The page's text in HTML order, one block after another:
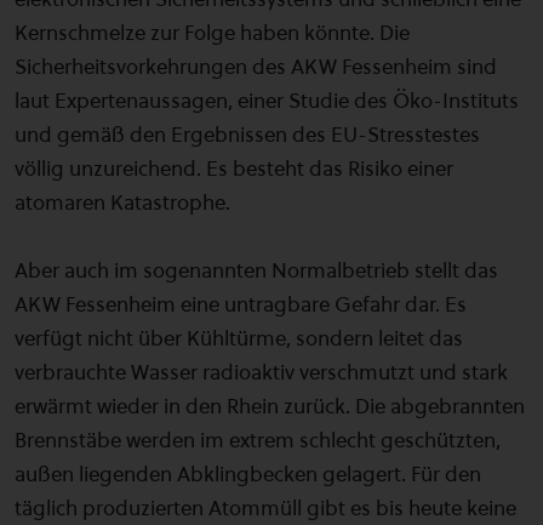
Kernschmelze zur Folge haben könnte. Die
Sicherheitsvorkehrungen des AKW Fessenheim sind
laut Expertenaussagen, einer Studie des Öko-Instituts
und gemäß den Ergebnissen des EU-Stresstestes
völlig unzureichend. Es besteht das Risiko einer
atomaren Katastrophe.
Aber auch im sogenannten Normalbetrieb stellt das
AKW Fessenheim eine untragbare Gefahr dar. Es
verfügt nicht über Kühltürme, sondern leitet das
verbrauchte Wasser radioaktiv verschmutzt und stark
erwärmt wieder in den Rhein zurück. Die abgebrannten
Brennstäbe werden im extrem schlecht geschützten,
außen liegenden Abklingbecken gelagert. Für den
täglich produzierten Atommüll gibt es bis heute keine